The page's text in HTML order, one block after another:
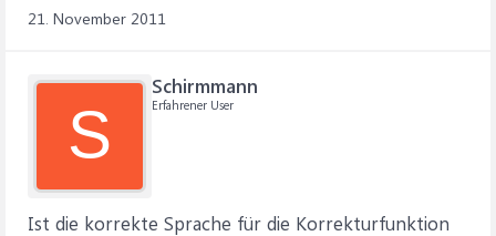
21. November 2011
S
Schirmmann
Erfahrener User
Ist die korrekte Sprache für die Korrekturfunktion